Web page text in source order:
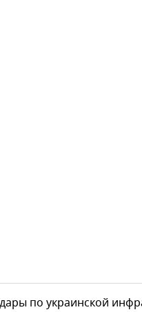
по украинской